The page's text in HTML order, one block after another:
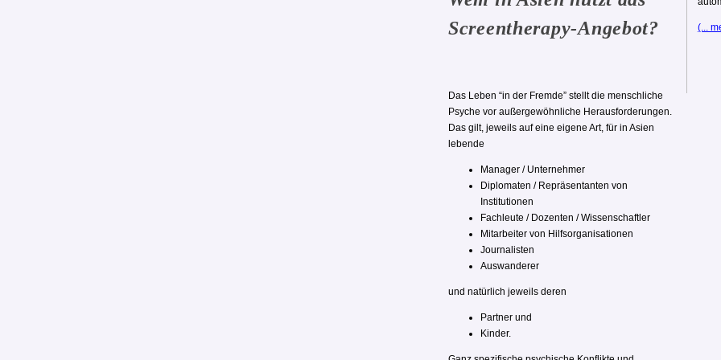
Screentherapy-Angebot?
Das Leben “in der Fremde” stellt die menschliche
Psyche vor außergewöhnliche Herausforderungen.
Das gilt, jeweils auf eine eigene Art, für in Asien
lebende
Manager / Unternehmer
Diplomaten / Repräsentanten von
Institutionen
Fachleute / Dozenten / Wissenschaftler
Mitarbeiter von Hilfsorganisationen
Journalisten
Auswanderer
und natürlich jeweils deren
Partner und
Kinder.
(...